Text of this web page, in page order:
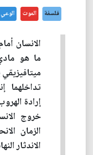
فلسفة الموت الوعي
الانسان
ما هو
تداخلهما
إرادة
خروج
الزمان
الاندثار